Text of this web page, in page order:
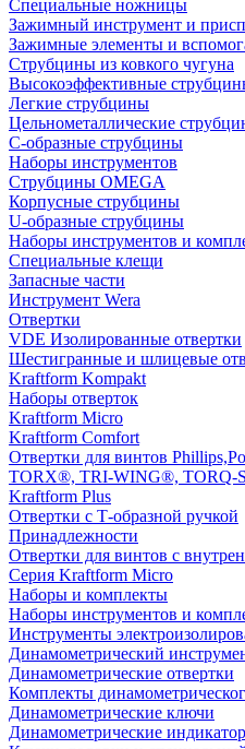
Специальные ножницы
Зажимный инструмент и
Зажимные элементы и
Струбцины из ковкого чугуна
Высокоэффективные
Легкие струбцины
Цельнометаллические
C-образные струбцины
Наборы инструментов
Струбцины OMEGA
Корпусные струбцины
U-образные струбцины
Наборы инструментов и
Специальные клещи
Запасные части
Инструмент Wera
Отвертки
VDE Изолированные отвертки
Шестигранные и шлицевые
Kraftform Kompakt
Наборы отверток
Kraftform Micro
Kraftform Comfort
Отвертки для винтов
TORX®, TRI-WING®, TORQ-
Kraftform Plus
Отвертки с Т-образной ручкой
Принадлежности
Отвертки для винтов с
Серия Kraftform Micro
Наборы и комплекты
Наборы инструментов и
Инструменты
Динамометрический
Динамометрические отвертки
Комплекты
Динамометрические ключи
Динамометрические